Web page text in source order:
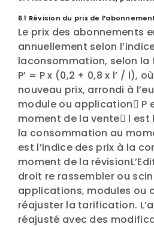
6.1 Révision du prix de
Le prix des abonnements
annuellement selon
laconsommation, selon la
P’ = P x (0,2 + 0,8 x l’ / l),
nouveau prix, arrondi à
module ou application P
moment de la vente l est
la consommation au
est l’indice des prix à la
moment de la
droit re rassembler ou
applications, modules ou
réajuster la tarification.
réajusté avec des